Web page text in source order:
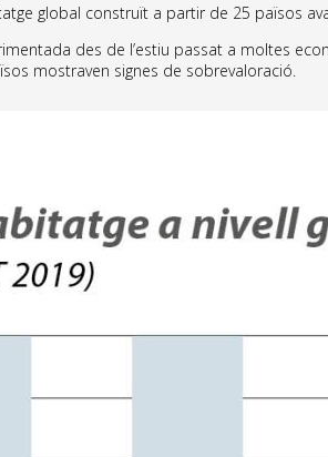
global construït a partir de 25 països
des de l’estiu passat a moltes
mostraven signes de sobrevaloració.